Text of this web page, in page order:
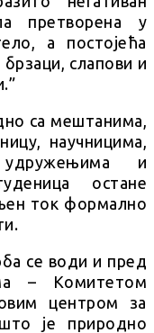
претворена у
а постојећа
брзаци, слапови и
са мештанима,
научницима,
и
остане
ток формално
се води и пред
– Комитетом
центром за
је природно